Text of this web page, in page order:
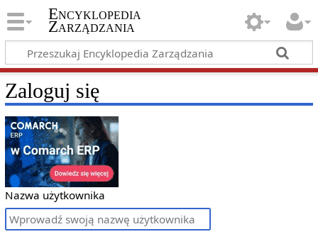
Encyklopedia
Zarządzania
Zaloguj się
Nazwa użytkownika